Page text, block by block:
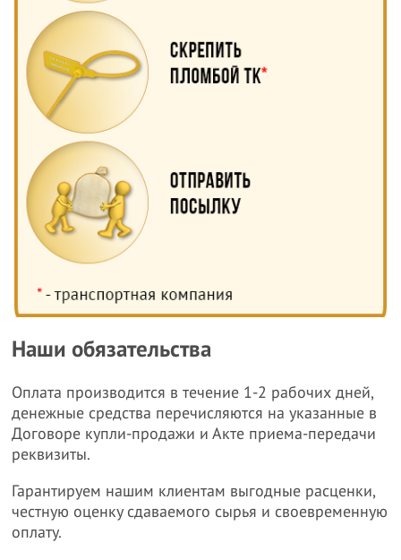
Наши обязательства
Оплата производится в течение 1-2 рабочих дней,
денежные средства перечисляются на указанные в
Договоре купли-продажи и Акте приема-передачи
реквизиты.
Гарантируем нашим клиентам выгодные расценки,
честную оценку сдаваемого сырья и своевременную
оплату.